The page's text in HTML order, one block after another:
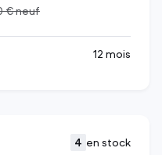
€neuf
12 mois
4 en stock